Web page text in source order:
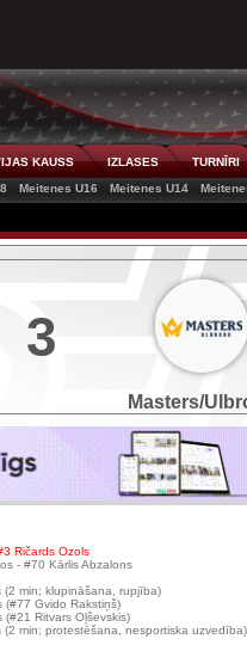
KAUSS IZLASES TURNĪRI
Meitenes U16 Meitenes U14
3
Masters/
Ričards Ozols
- #70 Kārlis Abzalons
(2 min; klupināšana, rupjība)
(#77 Gvido Rakstiņš)
(#21 Ritvars Oļševskis)
(2 min; protestēšana, nesportiska uzvedība)